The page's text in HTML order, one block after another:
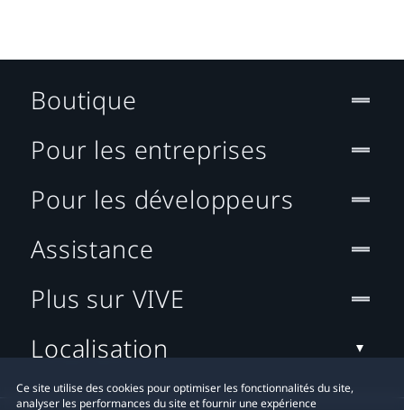
Ce site utilise des cookies pour optimiser les fonctionnalités du site,
analyser les performances du site et fournir une expérience
Boutique
Pour les entreprises
Pour les développeurs
Assistance
Plus sur VIVE
Localisation